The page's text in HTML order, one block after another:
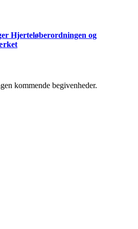
Hjerteløberordningen og
kommende begivenheder.